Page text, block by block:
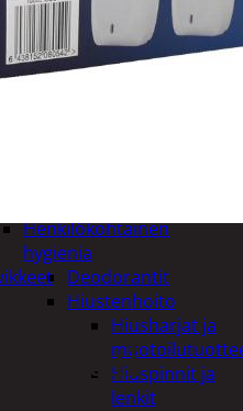
Joulutekstiilit
Paketointi
Marjastus
Henkilökohtainen
hygienia
Deodorantit
Hiustenhoito
Hiusharjat ja
Hiuspinnit ja
lenkit